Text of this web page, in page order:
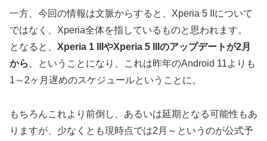
一方、今回の情報は文脈からすると、Xperia 5 IIについて
ではなく、Xperia全体を指しているものと思われます。
となると、 Xperia 1 IIIやXperia 5 IIIのアップデートが2月
から
、ということになり、これは昨年のAndroid 11よりも
1～2ヶ月遅めのスケジュールということに。
もちろんこれより前倒し、あるいは延期となる可能性もあ
りますが、少なくとも現時点では2月～というのが公式予